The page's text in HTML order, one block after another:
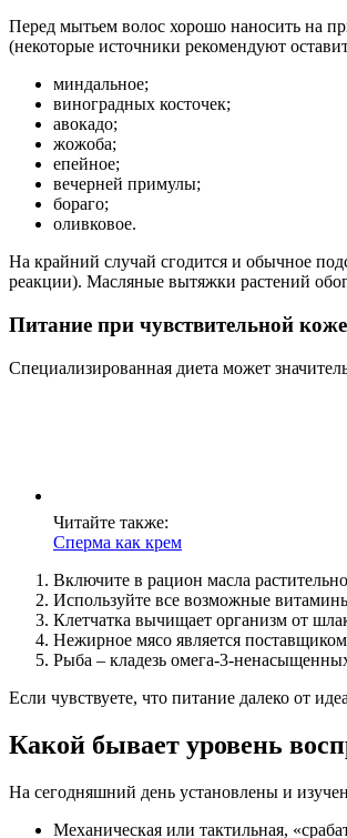
Перед мытьем волос хорошо наносить на
(некоторые источники рекомендуют
миндальное;
виноградных косточек;
авокадо;
жожоба;
епейное;
вечерней примулы;
бораго;
оливковое.
На крайний случай сгодится и обычное
реакции). Масляные вытяжки растений
Питание при чувствительной коже
Специализированная диета может
Читайте также:
Сперма как крем
Включите в рацион масла
Используйте все возможные
Клетчатка вычищает организм от
Нежирное мясо является
Рыба – кладезь омега-3-
Если чувствуете, что питание далеко от
Какой бывает уровень
На сегодняшний день установлены и
Механическая или тактильная,